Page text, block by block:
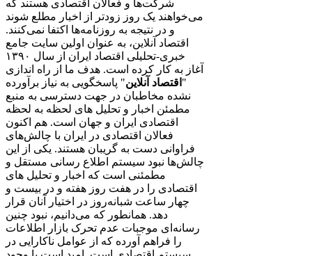
شرکت‌ها و فعالان اقتصادی هستند که
می‌خواهند یک روز زودتر از اخبار مطلع شوند
و در نتیجه به روزنامه‌ها اکتفا نمی‌کنند.
اقتصاد آنلاین، به عنوان اولین سایت جامع
خبری-تحلیلی اقتصاد ایران از سال ۱۳۹۰
آغاز به کار کرده است. هدف ما از راه اندازی
" اقتصاد آنلاین" پاسخگویی به نیاز برآورده
نشده مخاطبان در جهت دسترسی به منبع
مطمئن اخبار و تحلیل های لحظه به لحظه
اقتصادی ایران و جهان است. هم اکنون
فعالان اقتصادی در ایران با چالش‌های
فراوانی دست به گریبان هستند. یکی از این
چالش‌ها نبود سیستم اطلاع رسانی مستقل و
مطمئنی است که اخبار و تحلیل های
اقتصادی را در هفت روز هفته و در بیست و
چهار ساعت شبانه‌روز در اختیار آنان قرار
دهد. همانطور که می‌دانیم، نبود چنین
رسانه‌ای موجبات عدم تحرک بازار اطلاعات
را فراهم آورده که از عوامل ناکارایی در